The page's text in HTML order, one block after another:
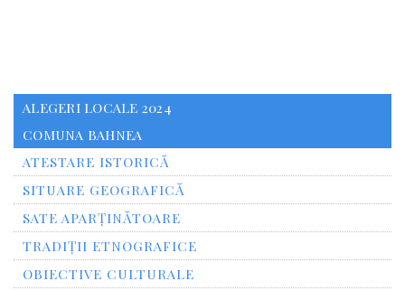
ALEGERI LOCALE 2024
COMUNA BAHNEA
ATESTARE ISTORICĂ
SITUARE GEOGRAFICĂ
SATE APARȚINĂTOARE
TRADIȚII ETNOGRAFICE
OBIECTIVE CULTURALE